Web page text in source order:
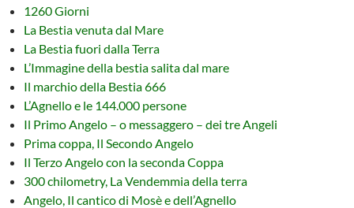
1260 Giorni
La Bestia venuta dal Mare
La Bestia fuori dalla Terra
L’Immagine della bestia salita dal mare
Il marchio della Bestia 666
L’Agnello e le 144.000 persone
Il Primo Angelo – o messaggero – dei tre Angeli
Prima coppa, Il Secondo Angelo
Il Terzo Angelo con la seconda Coppa
300 chilometry, La Vendemmia della terra
Angelo, Il cantico di Mosè e dell’Agnello